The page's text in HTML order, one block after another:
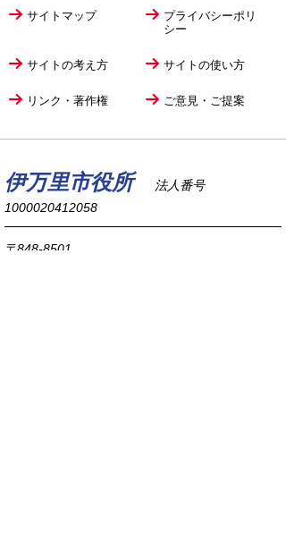
サイトマップ
プライバシーポリ
シー
サイトの考え方 サイトの使い方
リンク・著作権 ご意見・ご提案
伊万里市役所
法人番号
1000020412058
〒848-8501